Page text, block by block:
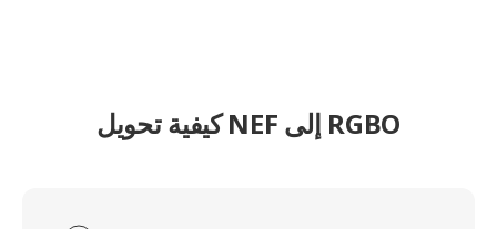
كيفية تحويل NEF إلى RGBO